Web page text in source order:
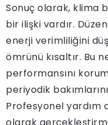
Sonuç olarak, klima
bir ilişki vardır.
enerji verimliliğini
ömrünü kısaltır. Bu
performansını
periyodik
Profesyonel yardım
olarak